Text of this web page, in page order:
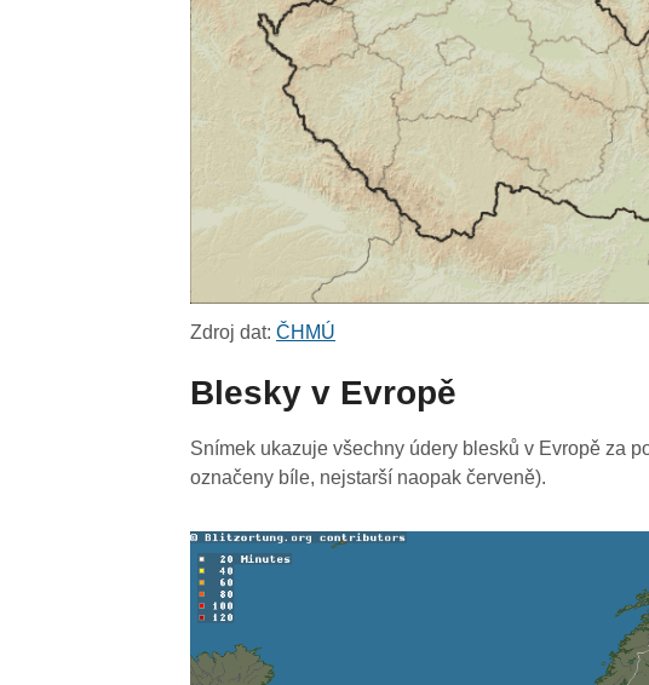
Zdroj dat:ČHMÚ
Blesky v Evropě
Snímek ukazuje všechny údery blesků v Evropě za
označeny bíle, nejstarší naopak červeně).